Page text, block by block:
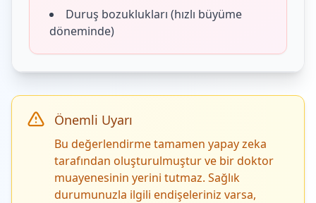
Duruş bozuklukları (hızlı büyüme
döneminde)
Önemli Uyarı
Bu değerlendirme tamamen yapay zeka
tarafından oluşturulmuştur ve bir doktor
muayenesinin yerini tutmaz. Sağlık
durumunuzla ilgili endişeleriniz varsa,